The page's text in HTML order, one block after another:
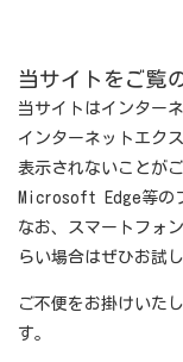
当サイトをご覧
当サイトはインター
インターネットエク
表示されないことが
Microsoft Edge等の
なお、スマートフォ
らい場合はぜひお試
ご不便をお掛けいた
す。